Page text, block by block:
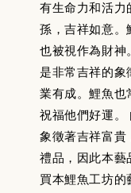
有生命力和活力
孫，吉祥如意。
也被視作為財神
是非常吉祥的象
業有成。鯉魚也
祝福他們好運。
象徵著吉祥富貴
禮品，因此本藝
買本鯉魚工坊的